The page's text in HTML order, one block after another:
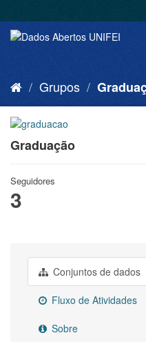
Grupos
Graduação
Seguidores
3
Conjuntos de dados
Fluxo de Atividades
Sobre